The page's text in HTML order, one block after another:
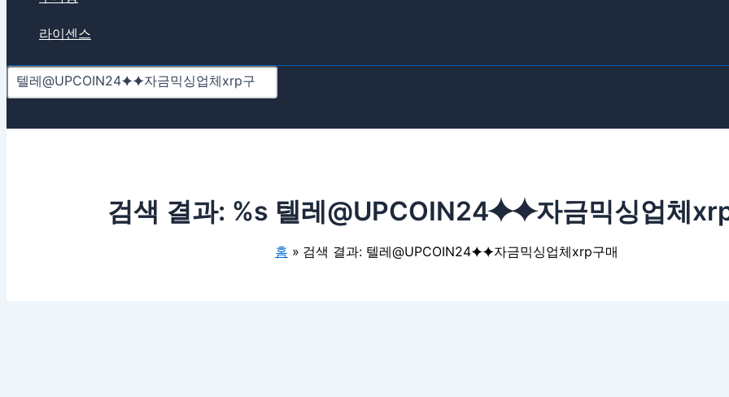
라이센스
검색 결과: %s 텔레@UPCOIN24⯌⯌자금믹싱업체
홈 검색 결과: 텔레@UPCOIN24⯌⯌자금믹싱업체xrp구매